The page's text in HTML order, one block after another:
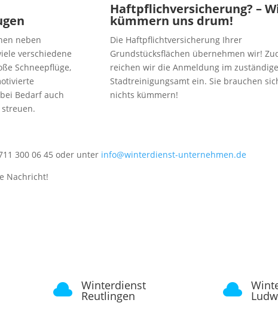
neben
verschiedene
Schneepflüge,
Bedarf auch
Haftpflichversicherung? –
kümmern uns drum!
Die Haftpflichtversicherung Ihrer
Grundstücksflächen übernehmen wir!
reichen wir die Anmeldung im
Stadtreinigungsamt ein. Sie brauchen
nichts kümmern!
300 06 45 oder unter info@winterdienst-unternehmen.de
Nachricht!
 Winterdienst
Reutlingen 